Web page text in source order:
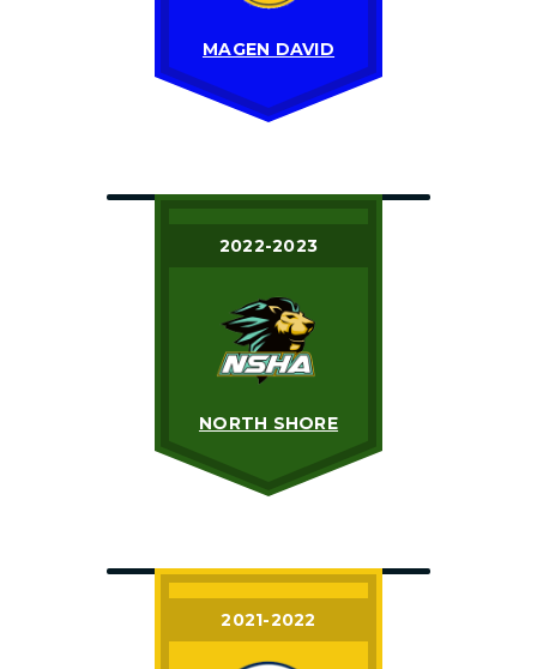
MAGEN DAVID
2022-2023
NORTH SHORE
2021-2022